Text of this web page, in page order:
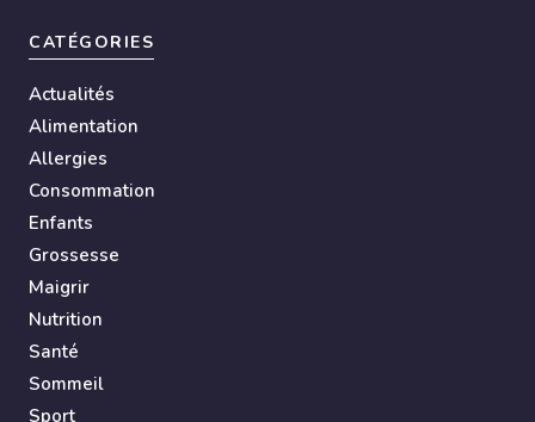
CATÉGORIES
Actualités
Alimentation
Allergies
Consommation
Enfants
Grossesse
Maigrir
Nutrition
Santé
Sommeil
Sport